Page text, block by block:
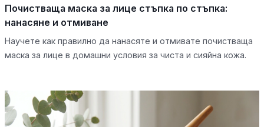
Почистваща маска за лице стъпка по стъпка:
нанасяне и отмиване
Научете как правилно да нанасяте и отмивате почистваща
маска за лице в домашни условия за чиста и сияйна кожа.